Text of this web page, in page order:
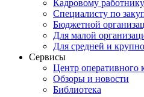
Кадровому работнику
Специалисту по
Бюджетной
Для малой
Для средней и
Сервисы
Центр оперативного
Обзоры и новости
Библиотека